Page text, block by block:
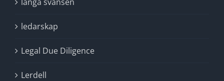
ledarskap
Legal Due Diligence
Lerdell